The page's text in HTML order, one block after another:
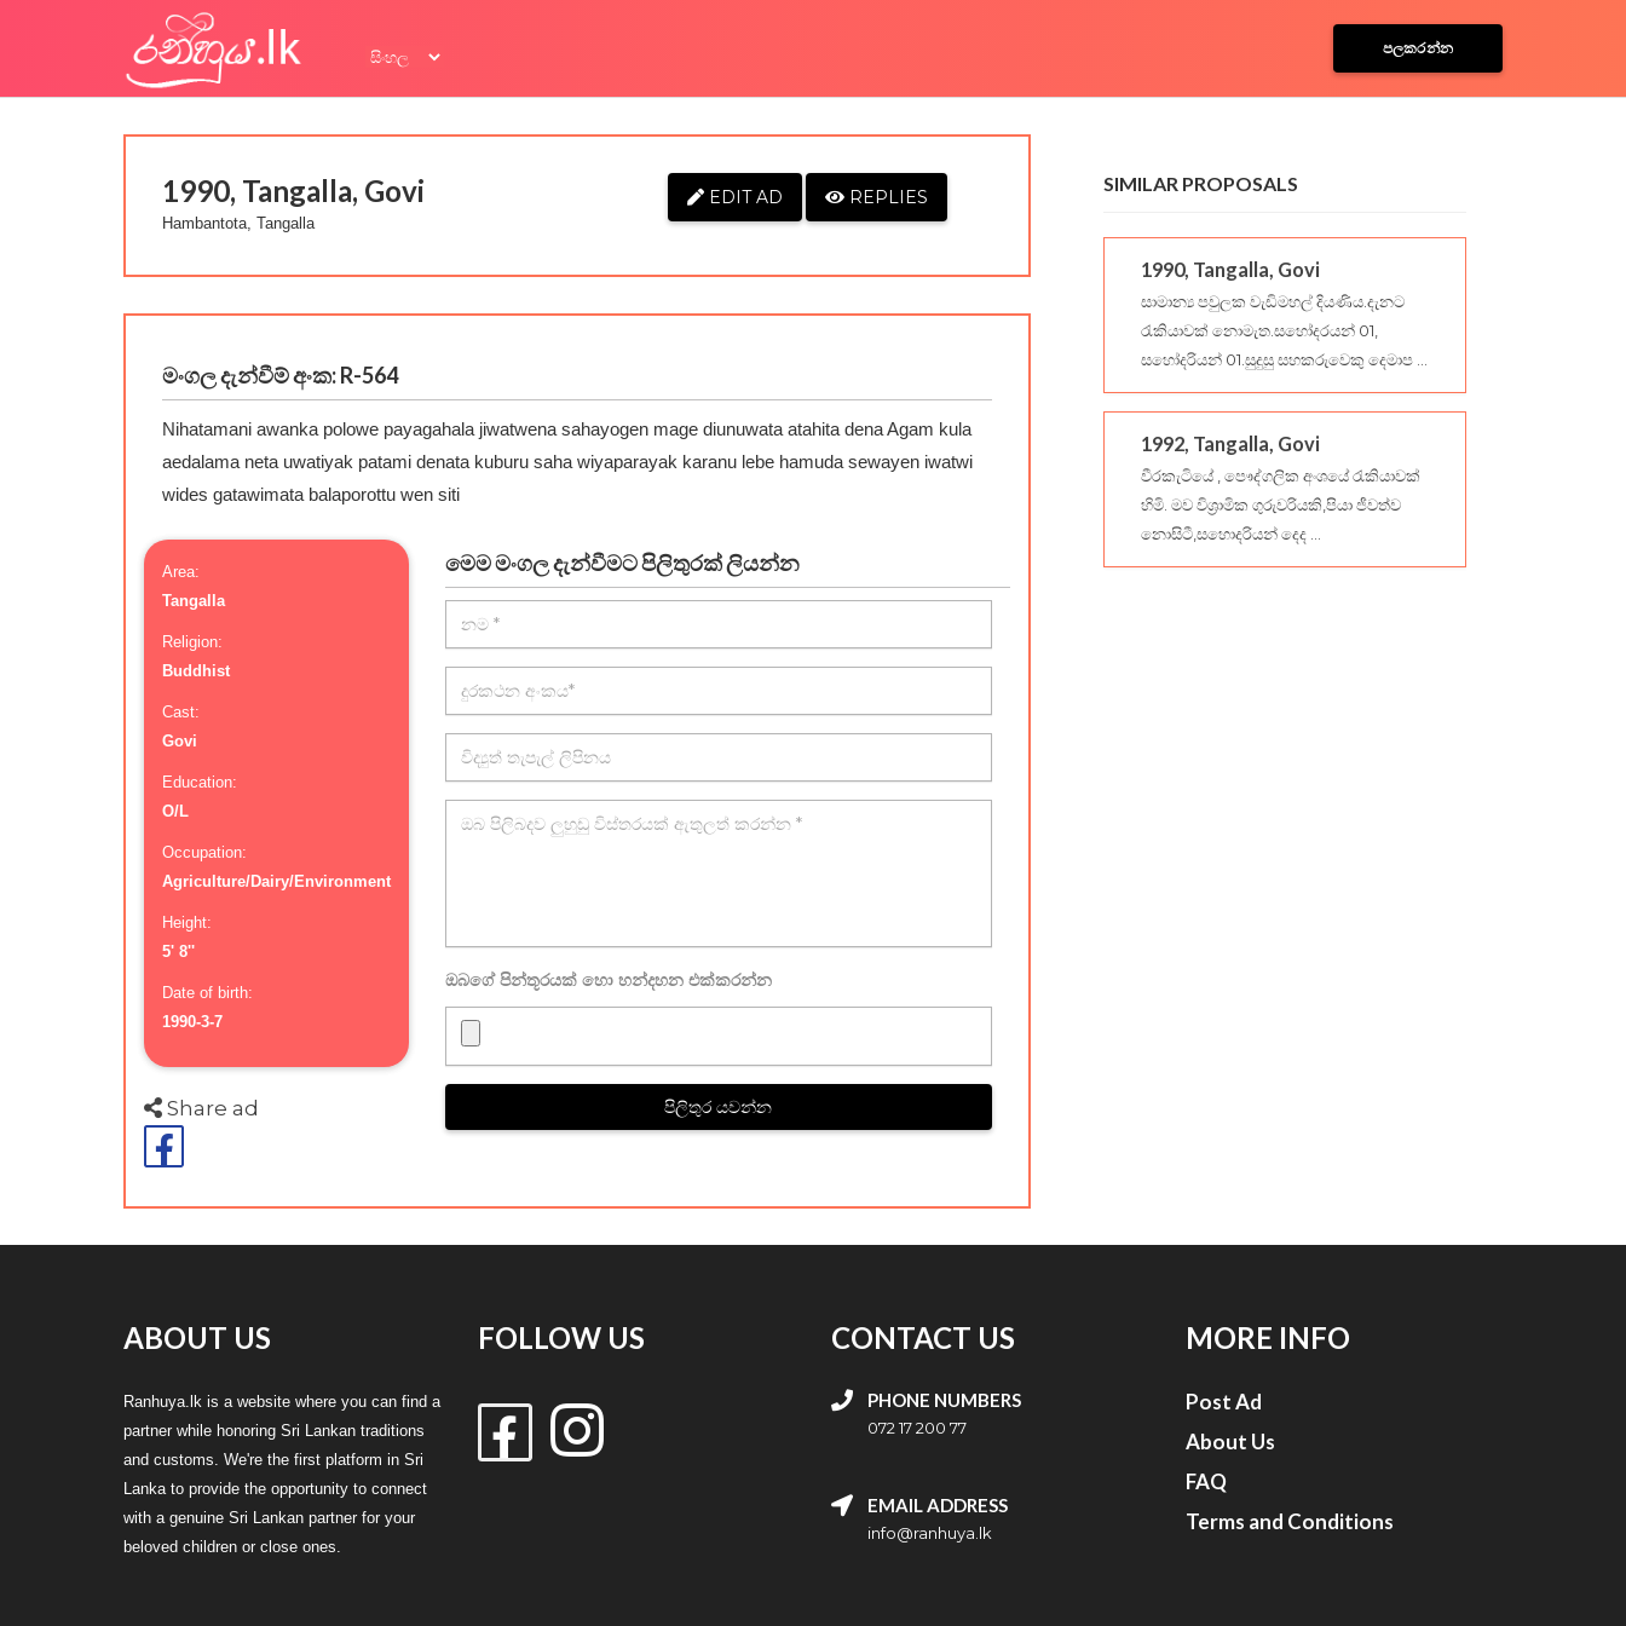
පලකරන්න
1990, Tangalla, Govi
Hambantota, Tangalla
EDIT AD REPLIES
මංගල දැන්වීම් අංක: R-564
Nihatamani awanka polowe payagahala jiwatwena sahayogen mage diunuwata atahita dena Agam kula
aedalama neta uwatiyak patami denata kuburu saha wiyaparayak karanu lebe hamuda sewayen iwatwi
wides gatawimata balaporottu wen siti
Area:
Tangalla
Religion:
Buddhist
Cast:
Govi
Education:
O/L
Occupation:
Agriculture/Dairy/Environment
Height:
5' 8''
Date of birth:
1990-3-7
Share ad
මෙම මංගල දැන්වීමට පිලිතුරක් ලියන්න
ඔබගේ පින්තූරයක් හො හන්දහන එක්කරන්න
පිලිතුර යවන්න
SIMILAR PROPOSALS
1990, Tangalla, Govi
සාමාන්‍ය පවුලක වැඩිමහල් දියණිය.දැනට
රැකියාවක් නොමැත.සහෝදරයන් 01,
සහෝදරියන් 01.සුදුසු සහකරුවෙකු දෙමාප ...
1992, Tangalla, Govi
වීරකැටියේ , පෞද්ගලික අංශයේ රැකියාවක්
හිමි. මව විශ්‍රාමික ගුරුවරියකි,පියා ජීවත්ව
නොසිටී,සහොදරියන් දෙද ...
ABOUT US
Ranhuya.lk is a website where you can find a
partner while honoring Sri Lankan traditions
and customs. We're the first platform in Sri
Lanka to provide the opportunity to connect
with a genuine Sri Lankan partner for your
beloved children or close ones.
FOLLOW US CONTACT US
PHONE NUMBERS
072 17 200 77
EMAIL ADDRESS
info@ranhuya.lk
MORE INFO
Post Ad
About Us
FAQ
Terms and Conditions